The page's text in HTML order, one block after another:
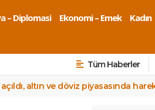
– Diplomasi Ekonomi – Emek Kadın
Tüm Haberler
altın ve döviz piyasasında